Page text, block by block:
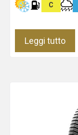
C
Leggi tutto